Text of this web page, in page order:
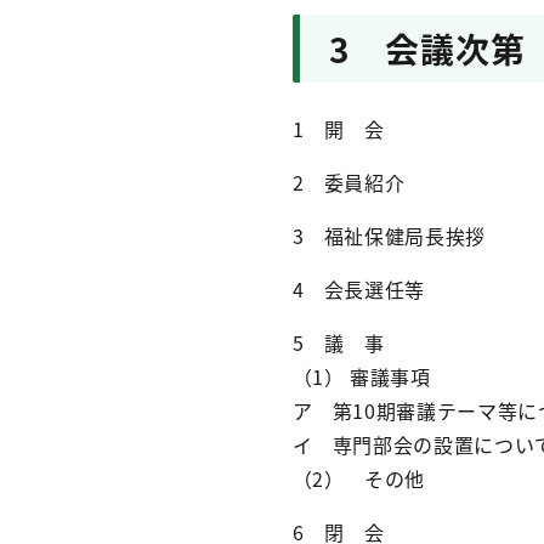
3 会議次第
1 開 会
2 委員紹介
3 福祉保健局長挨拶
4 会長選任等
5 議 事
（1） 審議事項
ア 第10期審議テーマ等に
イ 専門部会の設置につい
（2） その他
6 閉 会